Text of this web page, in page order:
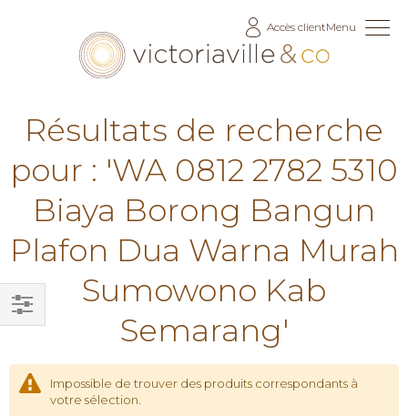
Accès clientMenu
Résultats de recherche
pour : 'WA 0812 2782 5310
Biaya Borong Bangun
Plafon Dua Warna Murah
Sumowono Kab
Semarang'
Impossible de trouver des produits correspondants à
votre sélection.
Filtrer